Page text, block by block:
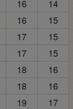
16 14
16 15
17 15
17 15
18 16
18 16
19 17